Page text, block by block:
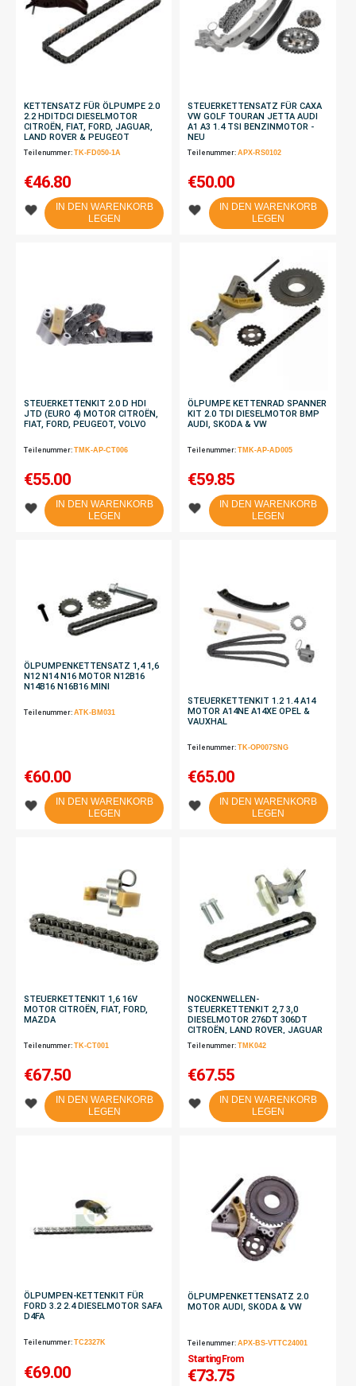
KETTENSATZ FÜR ÖLPUMPE 2.0
2.2 HDITDCI ​​DIESELMOTOR
CITROËN, FIAT, FORD, JAGUAR,
LAND ROVER & PEUGEOT
Teilenummer: TK-FD050-1A
€46.80
IN DEN WARENKORB
LEGEN
STEUERKETTENSATZ FÜR CAXA
VW GOLF TOURAN JETTA AUDI
A1 A3 1.4 TSI BENZINMOTOR -
NEU
Teilenummer:APX-RS0102
€50.00
IN DEN WARENKORB
LEGEN
STEUERKETTENKIT 2.0 D HDI
JTD (EURO 4) MOTOR CITROËN,
FIAT, FORD, PEUGEOT, VOLVO
Teilenummer: TMK-AP-CT006
€55.00
IN DEN WARENKORB
LEGEN
ÖLPUMPE KETTENRAD SPANNER
KIT 2.0 TDI DIESELMOTOR BMP
AUDI, SKODA & VW
Teilenummer:TMK-AP-AD005
€59.85
IN DEN WARENKORB
LEGEN
ÖLPUMPENKETTENSATZ 1,4 1,6
N12 N14 N16 MOTOR N12B16
N14B16 N16B16 MINI
Teilenummer: ATK-BM031
€60.00
IN DEN WARENKORB
LEGEN
STEUERKETTENKIT 1.2 1.4 A14
MOTOR A14NE A14XE OPEL &
VAUXHAL
Teilenummer:TK-OP007SNG
€65.00
IN DEN WARENKORB
LEGEN
STEUERKETTENKIT 1,6 16V
MOTOR CITROËN, FIAT, FORD,
MAZDA
Teilenummer: TK-CT001
€67.50
IN DEN WARENKORB
LEGEN
NOCKENWELLEN-
STEUERKETTENKIT 2,7 3,0
DIESELMOTOR 276DT 306DT
CITROËN, LAND ROVER, JAGUAR
& PEUGEOT
Teilenummer:TMK042
€67.55
IN DEN WARENKORB
LEGEN
ÖLPUMPEN-KETTENKIT FÜR
FORD 3.2 2.4 DIESELMOTOR SAFA
D4FA
Teilenummer: TC2327K
€69.00
ÖLPUMPENKETTENSATZ 2.0
MOTOR AUDI, SKODA & VW
Teilenummer:APX-BS-VTTC24001
Starting From
€73.75